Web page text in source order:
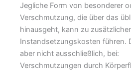
Jegliche Form von besonderer
Verschmutzung, die über das
hinausgeht, kann zu
Instandsetzungskosten führen.
aber nicht ausschließlich, bei:
Verschmutzungen durch